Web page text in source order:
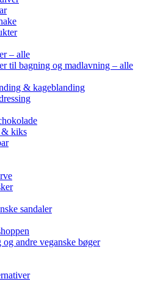
– alle
til bagning og madlavning – alle
& kageblanding
& kiks
sandaler
andre veganske bøger